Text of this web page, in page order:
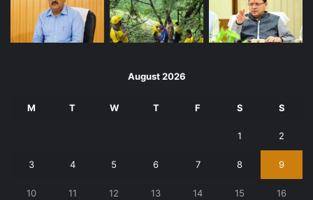
August 2026
M T W T F S S
1 2
3 4 5 6 7 8 9
10 11 12 13 14 15 16